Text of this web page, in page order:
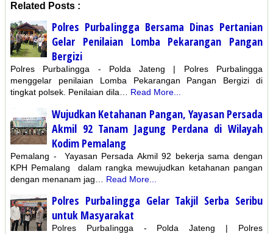
Related Posts :
Polres PurbaIingga Bersama Dinas Pertanian
Gelar Penilaian Lomba Pekarangan Pangan
Bergizi
Polres PurbaIingga - Polda Jateng | Polres Purbalingga
menggelar penilaian Lomba Pekarangan Pangan Bergizi di
tingkat polsek. Penilaian dila… Read More...
Wujudkan Ketahanan Pangan, Yayasan Persada
Akmil 92 Tanam Jagung Perdana di Wilayah
Kodim Pemalang
Pemalang - Yayasan Persada Akmil 92 bekerja sama dengan
KPH Pemalang dalam rangka mewujudkan ketahanan pangan
dengan menanam jag…
Read More...
Polres PurbaIingga Gelar Takjil Serba Seribu
untuk Masyarakat
Polres PurbaIingga - Polda Jateng | Polres